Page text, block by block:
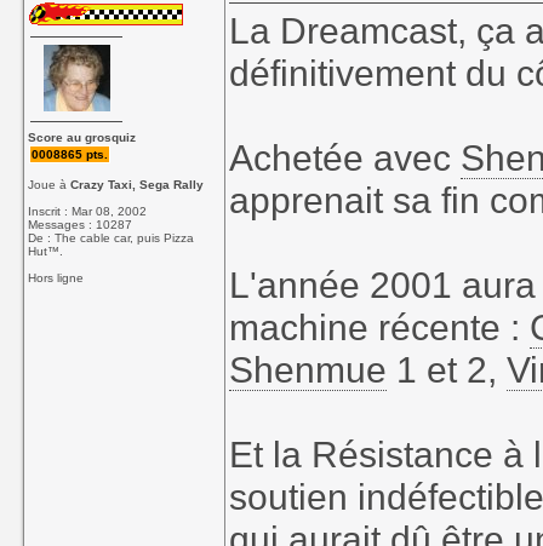
Score au grosquiz
0008865 pts.
Joue àCrazy Taxi, Sega Rally
Inscrit : Mar 08, 2002
Messages : 10287
De : The cable car, puis Pizza
Hut™.
Hors ligne
La Dreamcast, ça
définitivement du
Achetée avec
apprenait sa fin
L'année 2001
machine récente :
Shenmue 1 et 2,
Et la Résistance à
soutien